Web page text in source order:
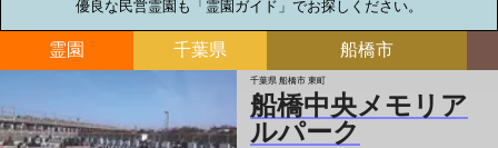
優良な民営霊園も「霊園ガイド」でお探しください。
霊園 千葉県 船橋市
千葉県 船橋市 東町
船橋中央メモリア
ルパーク